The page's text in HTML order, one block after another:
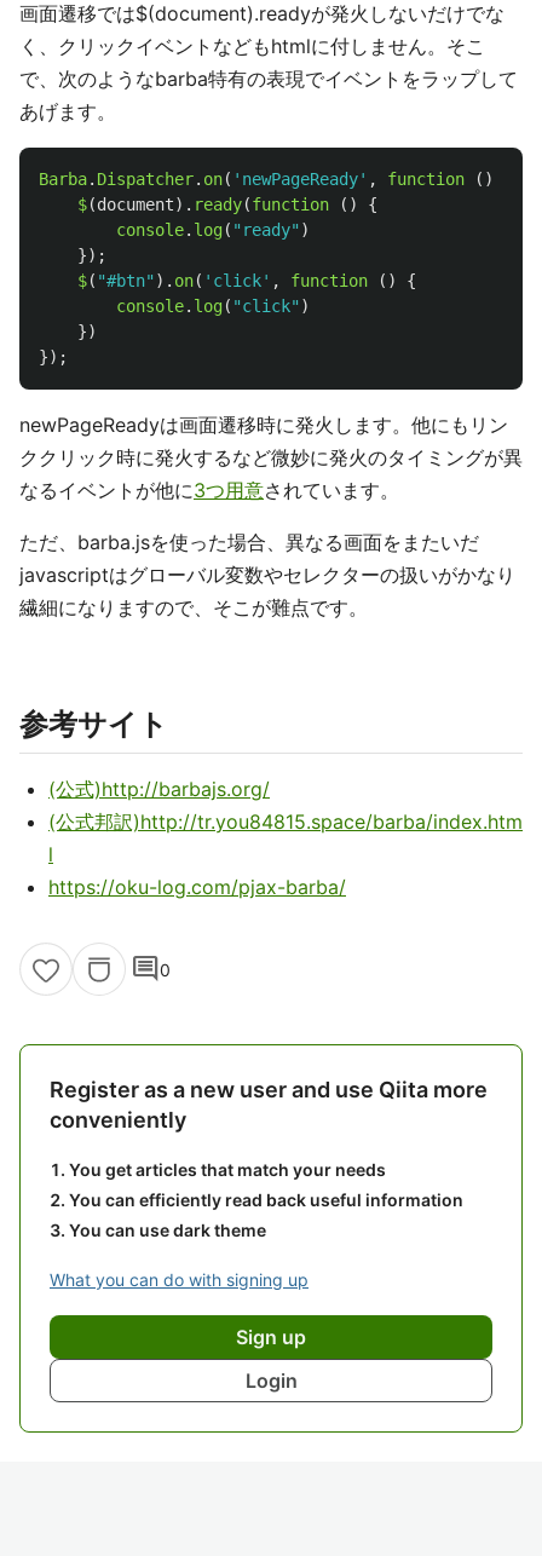
画面遷移では$(document).readyが発火しないだけでな
く、クリックイベントなどもhtmlに付しません。そこ
で、次のようなbarba特有の表現でイベントをラップして
あげます。
Barba. Dispatcher. on( ' newPageReady' , function ()
$(document). ready(function ()
{
console. log( " ready" )
});
$( "#btn" ). on( ' click' , function ()
{
console. log( "click" )
})
});
newPageReadyは画面遷移時に発火します。他にもリン
ククリック時に発火するなど微妙に発火のタイミングが異
なるイベントが他に3つ用意されています。
ただ、barba.jsを使った場合、異なる画面をまたいだ
javascriptはグローバル変数やセレクターの扱いがかなり
繊細になりますので、そこが難点です。
参考サイト
(公式)http://barbajs.org/
(公式邦訳)http://tr.you84815.space/barba/index.htm
l
https://oku-log.com/pjax-barba/
comment0
Register as a new user and use Qiita more
conveniently
You get articles that match your needs
You can efficiently read back useful information
You can use dark theme
What you can do with signing up
Sign up
Login